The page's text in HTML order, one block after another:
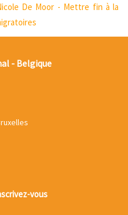
De Moor - Mettre fin à la
- Belgique
vous